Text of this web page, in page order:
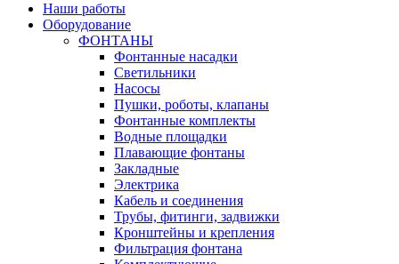
Наши работы
Оборудование
ФОНТАНЫ
Фонтанные насадки
Cветильники
Насосы
Пушки, роботы, клапаны
Фонтанные комплекты
Водные площадки
Плавающие фонтаны
Закладные
Электрика
Кабель и соединения
Трубы, фитинги, задвижки
Кронштейны и крепления
Фильтрация фонтана